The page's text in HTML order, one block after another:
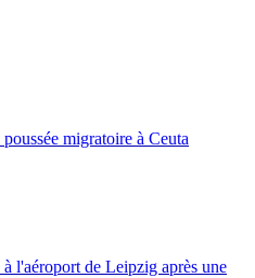
migratoire à Ceuta
l'aéroport de Leipzig après une